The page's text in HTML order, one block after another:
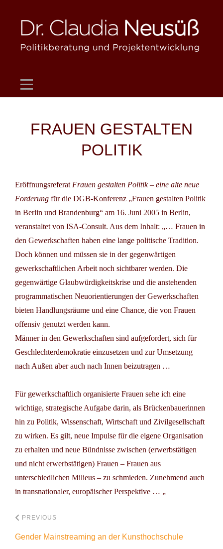
content
FRAUEN GESTALTEN
POLITIK
Eröffnungsreferat Frauen gestalten Politik – eine alte neue
Forderung für die DGB-Konferenz „Frauen gestalten Politik
in Berlin und Brandenburg“ am 16. Juni 2005 in Berlin,
veranstaltet von ISA-Consult. Aus dem Inhalt: „… Frauen in
den Gewerkschaften haben eine lange politische Tradition.
Doch können und müssen sie in der gegenwärtigen
gewerkschaftlichen Arbeit noch sichtbarer werden. Die
gegenwärtige Glaubwürdigkeitskrise und die anstehenden
programmatischen Neuorientierungen der Gewerkschaften
bieten Handlungsräume und eine Chance, die von Frauen
offensiv genutzt werden kann.
Männer in den Gewerkschaften sind aufgefordert, sich für
Geschlechterdemokratie einzusetzen und zur Umsetzung
nach Außen aber auch nach Innen beizutragen …
Für gewerkschaftlich organisierte Frauen sehe ich eine
wichtige, strategische Aufgabe darin, als Brückenbauerinnen
hin zu Politik, Wissenschaft, Wirtschaft und Zivilgesellschaft
zu wirken. Es gilt, neue Impulse für die eigene Organisation
zu erhalten und neue Bündnisse zwischen (erwerbstätigen
und nicht erwerbstätigen) Frauen – Frauen aus
unterschiedlichen Milieus – zu schmieden. Zunehmend auch
in transnationaler, europäischer Perspektive … „
Beitragsnavigation
PREVIOUS
Gender Mainstreaming an der Kunsthochschule